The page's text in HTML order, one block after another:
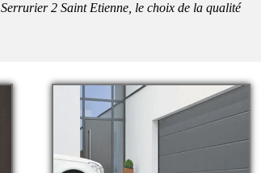
Serrurier 2 Saint Etienne, le choix de la qualité